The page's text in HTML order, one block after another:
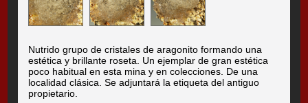
Nutrido grupo de cristales de aragonito formando una
estética y brillante roseta. Un ejemplar de gran estética
poco habitual en esta mina y en colecciones. De una
localidad clásica. Se adjuntará la etiqueta del antiguo
propietario.